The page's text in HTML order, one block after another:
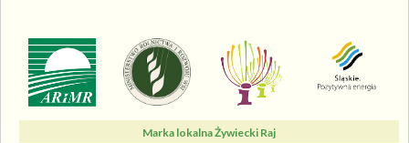
Marka lokalna Żywiecki Raj